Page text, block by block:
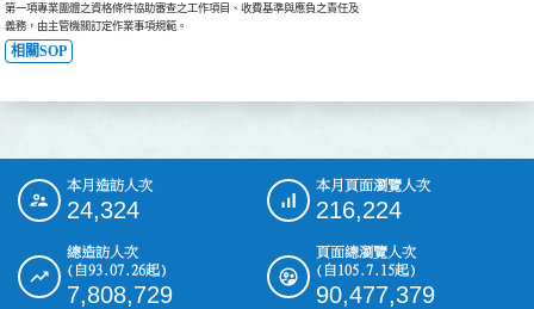
第一項專業團體之資格條件協助審查之工作項目、收費基準與應負之責任及
義務，由主管機關訂定作業事項規範。
相關SOP
::: 本月造訪人次
24,324
本月頁面瀏覽人次
216,224
總造訪人次
(自93.07.26起)
7,808,729
頁面總瀏覽人次
(自105.7.15起)
90,477,379